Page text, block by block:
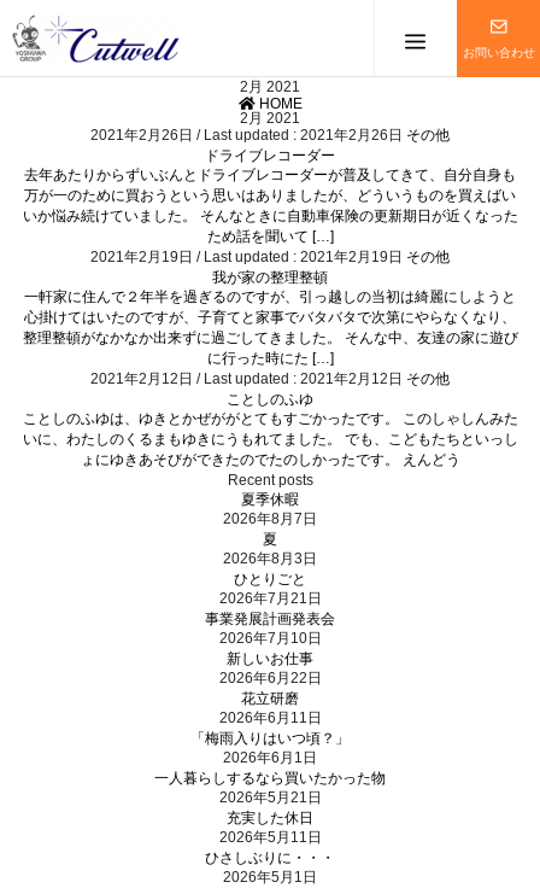
お問い合わせ
2月 2021
HOME
2月 2021
2021年2月26日 / Last updated : 2021年2月26日 その他
ドライブレコーダー
去年あたりからずいぶんとドライブレコーダーが普及してきて、自分自身も
万が一のために買おうという思いはありましたが、どういうものを買えばい
いか悩み続けていました。 そんなときに自動車保険の更新期日が近くなった
ため話を聞いて […]
2021年2月19日 / Last updated : 2021年2月19日 その他
我が家の整理整頓
一軒家に住んで２年半を過ぎるのですが、引っ越しの当初は綺麗にしようと
心掛けてはいたのですが、子育てと家事でバタバタで次第にやらなくなり、
整理整頓がなかなか出来ずに過ごしてきました。 そんな中、友達の家に遊び
に行った時にた […]
2021年2月12日 / Last updated : 2021年2月12日 その他
ことしのふゆ
ことしのふゆは、ゆきとかぜががとてもすごかったです。 このしゃしんみた
いに、わたしのくるまもゆきにうもれてました。 でも、こどもたちといっし
ょにゆきあそびができたのでたのしかったです。 えんどう
Recent posts
夏季休暇
2026年8月7日
夏
2026年8月3日
ひとりごと
2026年7月21日
事業発展計画発表会
2026年7月10日
新しいお仕事
2026年6月22日
花立研磨
2026年6月11日
「梅雨入りはいつ頃？」
2026年6月1日
一人暮らしするなら買いたかった物
2026年5月21日
充実した休日
2026年5月11日
ひさしぶりに・・・
2026年5月1日